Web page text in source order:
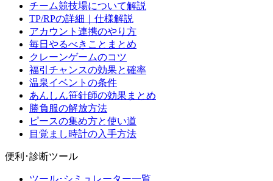
チーム競技場について解説
TP/RPの詳細｜仕様解説
アカウント連携のやり方
毎日やるべきことまとめ
クレーンゲームのコツ
福引チャンスの効果と確率
温泉イベントの条件
あんしん笹針師の効果まとめ
勝負服の解放方法
ピースの集め方と使い道
目覚まし時計の入手方法
便利･診断ツール
ツール･シミュレーター一覧